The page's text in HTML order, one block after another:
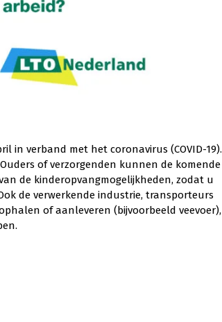
in verband met het coronavirus (COVID-19).
of verzorgenden kunnen de komende
de kinderopvangmogelijkheden, zodat u
de verwerkende industrie, transporteurs
of aanleveren (bijvoorbeeld veevoer),